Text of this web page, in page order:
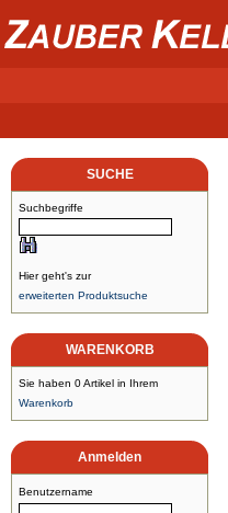
SUCHE
Suchbegriffe
Hier geht's zur
erweiterten Produktsuche
WARENKORB
Sie haben 0 Artikel in Ihrem
Warenkorb
Anmelden
Benutzername